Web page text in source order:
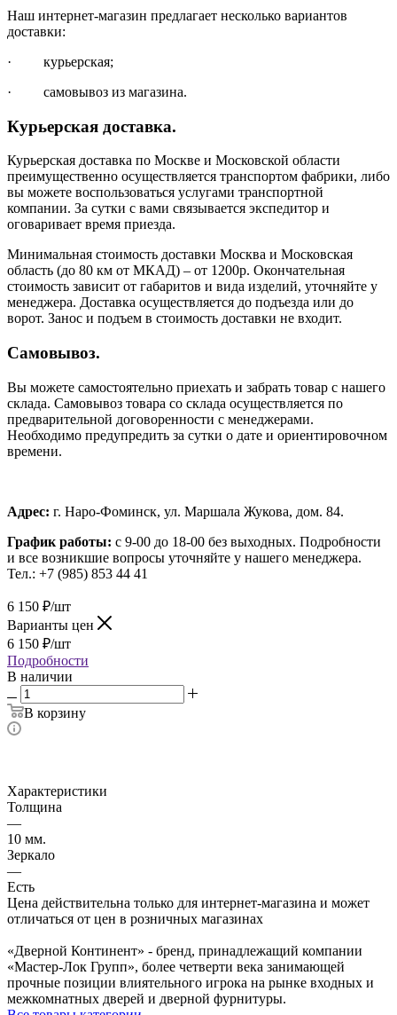
Наш интернет-магазин предлагает несколько вариантов
доставки:
· курьерская;
· самовывоз из магазина.
Курьерская доставка.
Курьерская доставка по Москве и Московской области
преимущественно осуществляется транспортом фабрики, либо
вы можете воспользоваться услугами транспортной
компании. За сутки с вами связывается экспедитор и
оговаривает время приезда.
Минимальная стоимость доставки Москва и Московская
область (до 80 км от МКАД) – от 1200р. Окончательная
стоимость зависит от габаритов и вида изделий, уточняйте у
менеджера. Доставка осуществляется до подъезда или до
ворот. Занос и подъем в стоимость доставки не входит.
Самовывоз.
Вы можете самостоятельно приехать и забрать товар с нашего
склада. Самовывоз товара со склада осуществляется по
предварительной договоренности с менеджерами.
Необходимо предупредить за сутки о дате и ориентировочном
времени.
Адрес: г. Наро-Фоминск, ул. Маршала Жукова, дом. 84.
График работы: с 9-00 до 18-00 без выходных. Подробности
и все возникшие вопросы уточняйте у нашего менеджера.
Тел.: +7 (985) 853 44 41
6 150 ₽/шт
Варианты цен
6 150 ₽/шт
Подробности
В наличии
В корзину
Характеристики
Толщина
—
10 мм.
Зеркало
—
Есть
Цена действительна только для интернет-магазина и может
отличаться от цен в розничных магазинах
«Дверной Континент» - бренд, принадлежащий компании
«Мастер-Лок Групп», более четверти века занимающей
прочные позиции влиятельного игрока на рынке входных и
межкомнатных дверей и дверной фурнитуры.